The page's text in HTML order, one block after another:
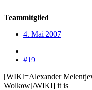
Teammitglied
4. Mai 2007
#19
[WIKI=Alexander
Wolkow[/WIKI] it is.